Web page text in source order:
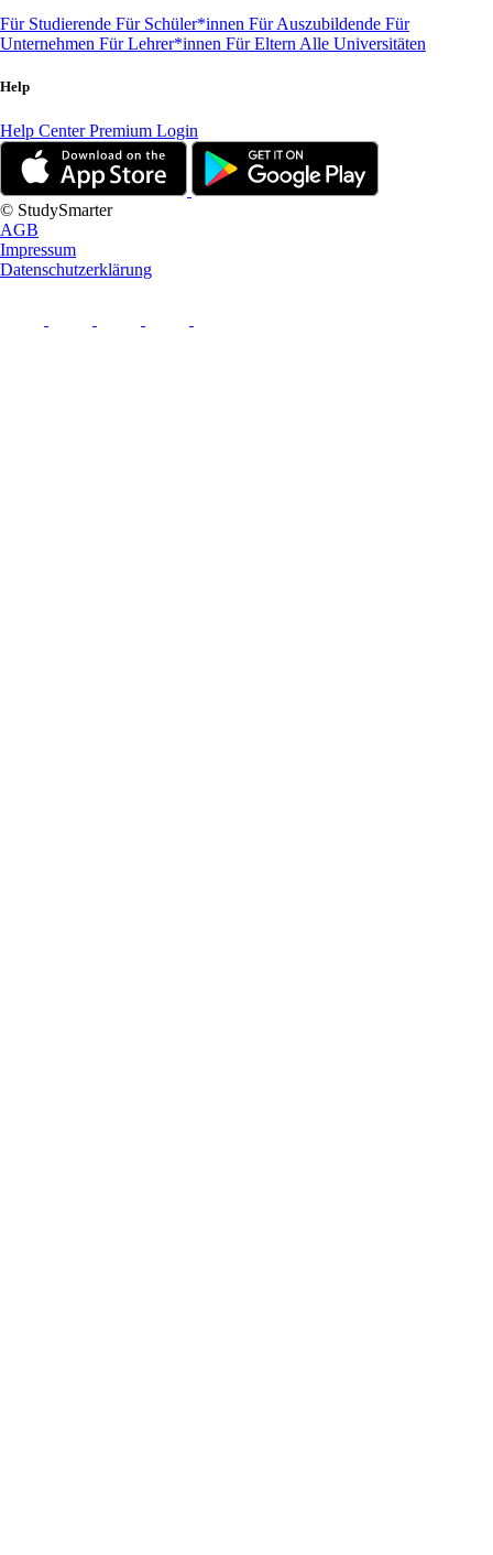
Für Studierende Für Schüler*innen Für Auszubildende Für
Unternehmen Für Lehrer*innen Für Eltern Alle Universitäten
Help
Help CenterPremium Login
© StudySmarter
AGB
Impressum
Datenschutzerklärung